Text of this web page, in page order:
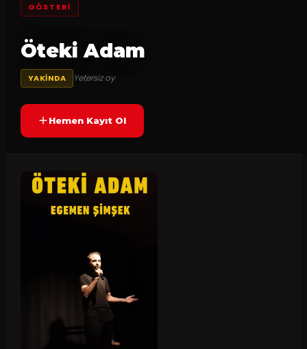
GÖSTERI
Öteki Adam
YAKINDA Yetersiz oy
Hemen Kayıt Ol